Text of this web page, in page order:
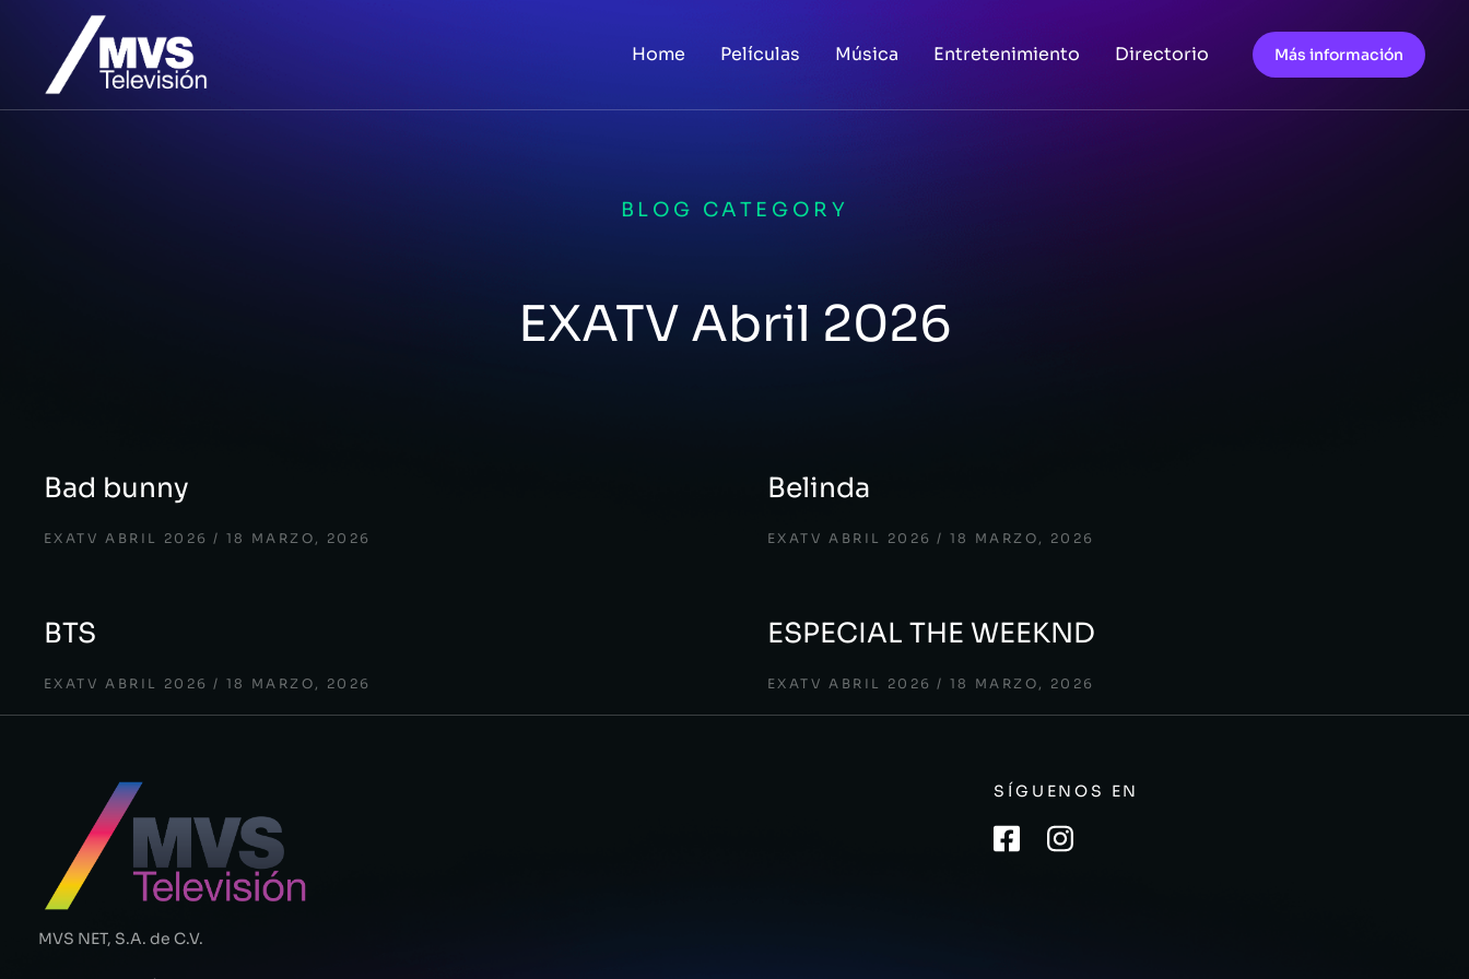
Home Películas Música Entretenimiento Directorio Más información
BLOG CATEGORY
EXATV Abril 2026
Bad bunny
EXATV ABRIL 2026 18 MARZO, 2026
Belinda
EXATV ABRIL 2026 18 MARZO, 2026
BTS
EXATV ABRIL 2026 18 MARZO, 2026
ESPECIAL THE WEEKND
EXATV ABRIL 2026 18 MARZO, 2026
MVS NET, S.A. de C.V.
SÍGUENOS EN